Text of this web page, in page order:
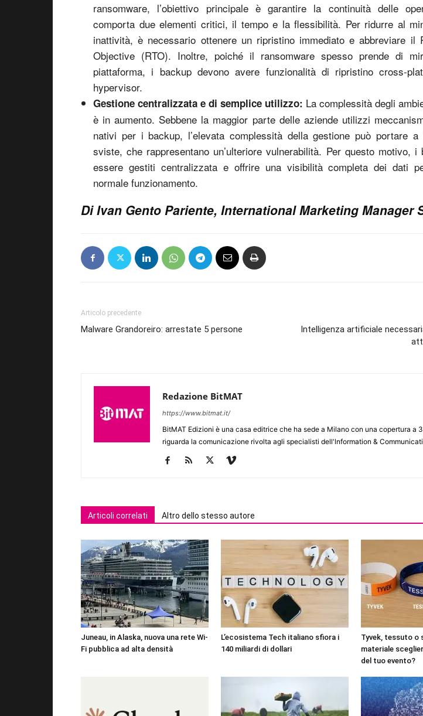
ransomware, l’obiettivo principale è garantire la continuità delle
comporta due elementi critici, il tempo e la flessibilità. Per ridurre al
inattività, è necessario ottenere un ripristino immediato e abbreviare il
Objective (RTO). Inoltre, poiché il ransomware spesso prende di
piattaforma, i backup devono avere funzionalità di ripristino cross-
hypervisor.
Gestione centralizzata e di semplice utilizzo: La complessità degli
è in aumento. Sebbene la maggior parte delle aziende utilizzi
nativi per i backup, l’elevata complessità della gestione può portare
sviste, che rappresentano un’ulteriore vulnerabilità. Per questo motivo, i
essere gestiti centralizzata e offrire una visibilità completa dei dati
normale funzionamento.
Di Ivan Gento Pariente, International Marketing Manager
Articolo precedente
Malware Grandoreiro: arrestate 5 persone
Intelligenza artificiale
Redazione BitMAT
https://www.bitmat.it/
BitMAT Edizioni è una casa editrice che ha sede a Milano con una copertura a
riguarda la comunicazione rivolta agli specialisti dell'lnformation &
Articoli correlati Altro dello stesso autore
Juneau, in Alaska, nuova una rete Wi-
Fi pubblica ad alta densità
L’ecosistema Tech italiano sfiora i
140 miliardi di dollari
Tyvek, tessuto o
materiale
del tuo evento?